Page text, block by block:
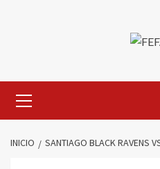
primario
INICIO SANTIAGO BLACK RAVENS